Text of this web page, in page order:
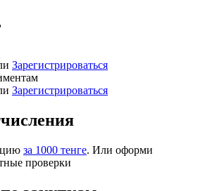
Зарегистрироваться
Зарегистрироваться
за 1000 тенге. Или оформи
проверки